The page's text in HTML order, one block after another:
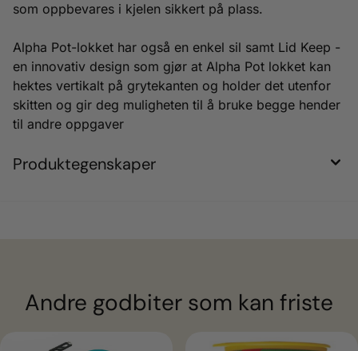
som oppbevares i kjelen sikkert på plass.
Alpha Pot-lokket har også en enkel sil samt Lid Keep -
en innovativ design som gjør at Alpha Pot lokket kan
hektes vertikalt på grytekanten og holder det utenfor
skitten og gir deg muligheten til å bruke begge hender
til andre oppgaver
Produktegenskaper
Andre godbiter som kan friste